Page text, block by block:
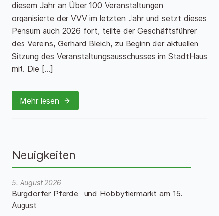
diesem Jahr an Über 100 Veranstaltungen
organisierte der VVV im letzten Jahr und setzt dieses
Pensum auch 2026 fort, teilte der Geschäftsführer
des Vereins, Gerhard Bleich, zu Beginn der aktuellen
Sitzung des Veranstaltungsausschusses im StadtHaus
mit. Die […]
Mehr lesen
Neuigkeiten
5. August 2026
Burgdorfer Pferde- und Hobbytiermarkt am 15.
August